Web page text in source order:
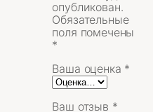
опубликован.
Обязательные
поля помечены
*
Ваша оценка *
Ваш отзыв *